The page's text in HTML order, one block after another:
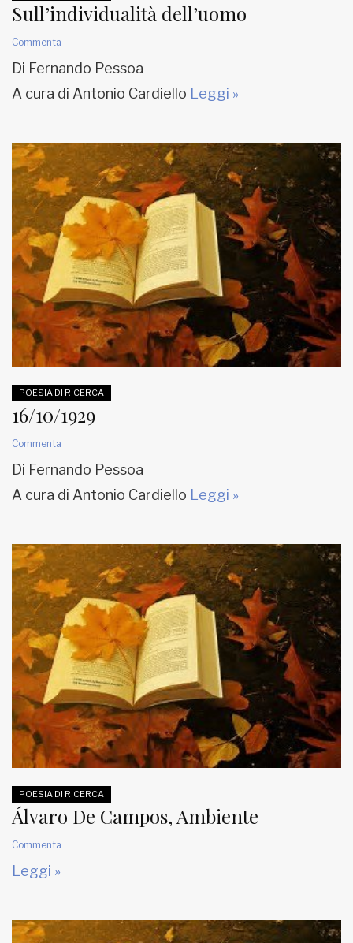
Sull’individualità dell’uomo
Commenta
Di Fernando Pessoa
A cura di Antonio Cardiello Leggi »
POESIA DI RICERCA
16/10/1929
Commenta
Di Fernando Pessoa
A cura di Antonio Cardiello
Leggi »
POESIA DI RICERCA
Álvaro De Campos, Ambiente
Commenta
Leggi »